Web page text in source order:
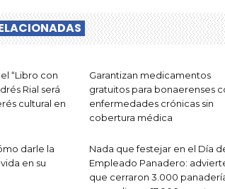
“Libro con
Rial será
cultural en
Garantizan medicamentos
gratuitos para bonaerenses
enfermedades crónicas sin
cobertura médica
darle la
en su
Nada que festejar en el Día
Empleado Panadero:
que cerraron 3.000